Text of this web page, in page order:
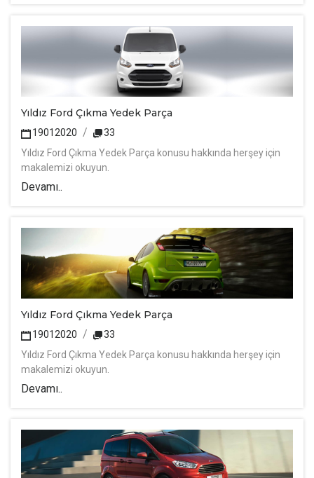
Yıldız Ford Çıkma Yedek Parça
19012020
33
Yıldız Ford Çıkma Yedek Parça konusu hakkında herşey için
makalemizi okuyun.
Devamı..
Yıldız Ford Çıkma Yedek Parça
19012020
33
Yıldız Ford Çıkma Yedek Parça konusu hakkında herşey için
makalemizi okuyun.
Devamı..